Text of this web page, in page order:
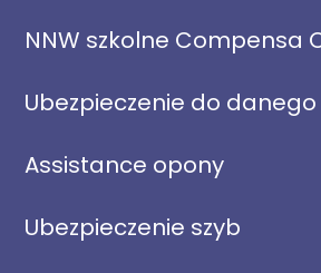
NNW szkolne Compensa
Ubezpieczenie do
Assistance opony
Ubezpieczenie szyb